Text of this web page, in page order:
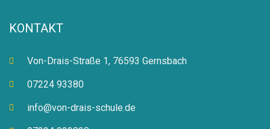
KONTAKT
Von-Drais-Straße 1, 76593 Gernsbach
07224 93380
info@von-drais-schule.de